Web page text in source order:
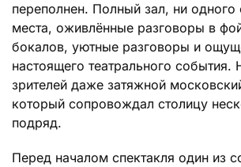
переполнен. Полный зал, ни одного
места, оживлённые разговоры в
бокалов, уютные разговоры и
настоящего театрального
зрителей даже затяжной
который сопровождал столицу
подряд.
Перед началом спектакля один из